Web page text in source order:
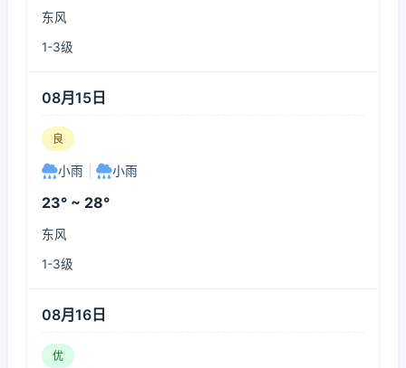
东风
1-3级
08月15日
良
小雨 小雨
23° ~ 28°
东风
1-3级
08月16日
优